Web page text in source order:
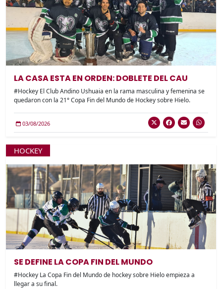
LA CASA ESTA EN ORDEN: DOBLETE DEL CAU
#Hockey El Club Andino Ushuaia en la rama masculina y femenina se
quedaron con la 21° Copa Fin del Mundo de Hockey sobre Hielo.
03/08/2026
HOCKEY
SE DEFINE LA COPA FIN DEL MUNDO
#Hockey La Copa Fin del Mundo de hockey sobre Hielo empieza a
llegar a su final.